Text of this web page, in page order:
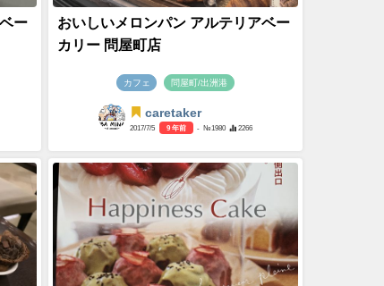
ー
おいしいメロンパン アルテリアベー
カリー 問屋町店
カフェ 問屋町/出洲港
caretaker
2017/7/5 9 年前 - №1980 2266